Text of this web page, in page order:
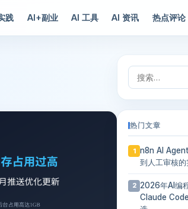
践 AI+副业 AI 工具 AI 资讯 热点评论
索：
热门文章
1 n8n AI
到人工审核的
2 2026年AI编
Claude